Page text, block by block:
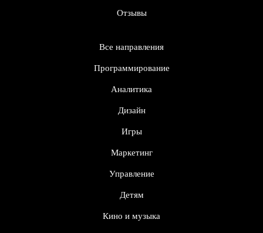
Отзывы
Все направления
Программирование
Аналитика
Дизайн
Игры
Маркетинг
Управление
Детям
Кино и музыка